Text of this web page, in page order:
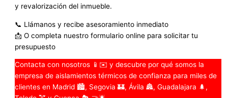
y revalorización del inmueble.
📞 Llámanos y recibe asesoramiento inmediato
📩 O completa nuestro formulario online para solicitar tu
presupuesto
Contacta con nosotros 📱✉️ y descubre por qué somos la
empresa de aislamientos térmicos de confianza para miles de
clientes en Madrid 🏙️, Segovia 🏰, Ávila 🏯, Guadalajara 🌲,